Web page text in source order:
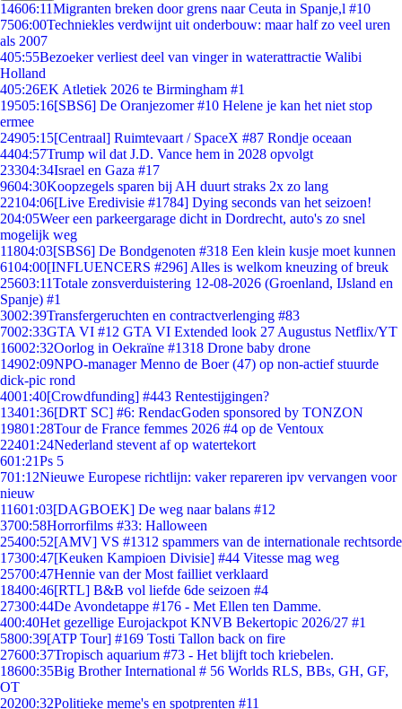
14606:11Migranten breken door grens naar Ceuta in Spanje,l #10
7506:00Techniekles verdwijnt uit onderbouw: maar half zo veel uren
als 2007
405:55Bezoeker verliest deel van vinger in waterattractie Walibi
Holland
405:26EK Atletiek 2026 te Birmingham #1
19505:16[SBS6] De Oranjezomer #10 Helene je kan het niet stop
ermee
24905:15[Centraal] Ruimtevaart / SpaceX #87 Rondje oceaan
4404:57Trump wil dat J.D. Vance hem in 2028 opvolgt
23304:34Israel en Gaza #17
9604:30Koopzegels sparen bij AH duurt straks 2x zo lang
22104:06[Live Eredivisie #1784] Dying seconds van het seizoen!
204:05Weer een parkeergarage dicht in Dordrecht, auto's zo snel
mogelijk weg
11804:03[SBS6] De Bondgenoten #318 Een klein kusje moet kunnen
6104:00[INFLUENCERS #296] Alles is welkom kneuzing of breuk
25603:11Totale zonsverduistering 12-08-2026 (Groenland, IJsland en
Spanje) #1
3002:39Transfergeruchten en contractverlenging #83
7002:33GTA VI #12 GTA VI Extended look 27 Augustus Netflix/YT
16002:32Oorlog in Oekraïne #1318 Drone baby drone
14902:09NPO-manager Menno de Boer (47) op non-actief stuurde
dick-pic rond
4001:40[Crowdfunding] #443 Rentestijgingen?
13401:36[DRT SC] #6: RendacGoden sponsored by TONZON
19801:28Tour de France femmes 2026 #4 op de Ventoux
22401:24Nederland stevent af op watertekort
601:21Ps 5
701:12Nieuwe Europese richtlijn: vaker repareren ipv vervangen voor
nieuw
11601:03[DAGBOEK] De weg naar balans #12
3700:58Horrorfilms #33: Halloween
25400:52[AMV] VS #1312 spammers van de internationale rechtsorde
17300:47[Keuken Kampioen Divisie] #44 Vitesse mag weg
25700:47Hennie van der Most failliet verklaard
18400:46[RTL] B&B vol liefde 6de seizoen #4
27300:44De Avondetappe #176 - Met Ellen ten Damme.
400:40Het gezellige Eurojackpot KNVB Bekertopic 2026/27 #1
5800:39[ATP Tour] #169 Tosti Tallon back on fire
27600:37Tropisch aquarium #73 - Het blijft toch kriebelen.
18600:35Big Brother International # 56 Worlds RLS, BBs, GH, GF,
OT
20200:32Politieke meme's en spotprenten #11